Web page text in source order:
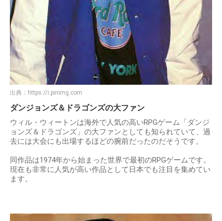
出典： https://i.pinimg.com
ダンジョンズ＆ドラゴンズの大ファン
ウィル・ウィートンは海外で人気の高いRPGゲーム「ダンジ
ョンズ＆ドラゴンズ」の大ファンとしても知られていて、過
去には大会にも出場するほどの腕前だったのだそうです。
同作品は1974年から始まった世界で最初のRPGゲームです。
現在も非常に人気が高い作品として日本でも注目を集めてい
ます。